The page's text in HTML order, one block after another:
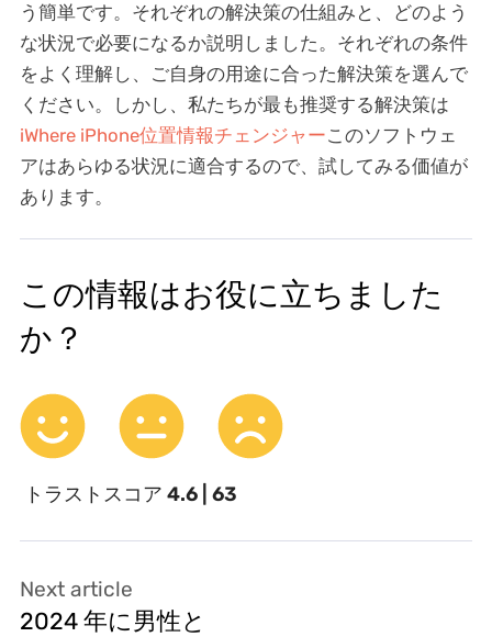
う簡単です。それぞれの解決策の仕組みと、どのよう
な状況で必要になるか説明しました。それぞれの条件
をよく理解し、ご自身の用途に合った解決策を選んで
ください。しかし、私たちが最も推奨する解決策は
iWhere iPhone位置情報チェンジャーこのソフトウェ
アはあらゆる状況に適合するので、試してみる価値が
あります。
この情報はお役に立ちました
か？
トラストスコア 4.6 | 63
Next article
2024 年に男性と